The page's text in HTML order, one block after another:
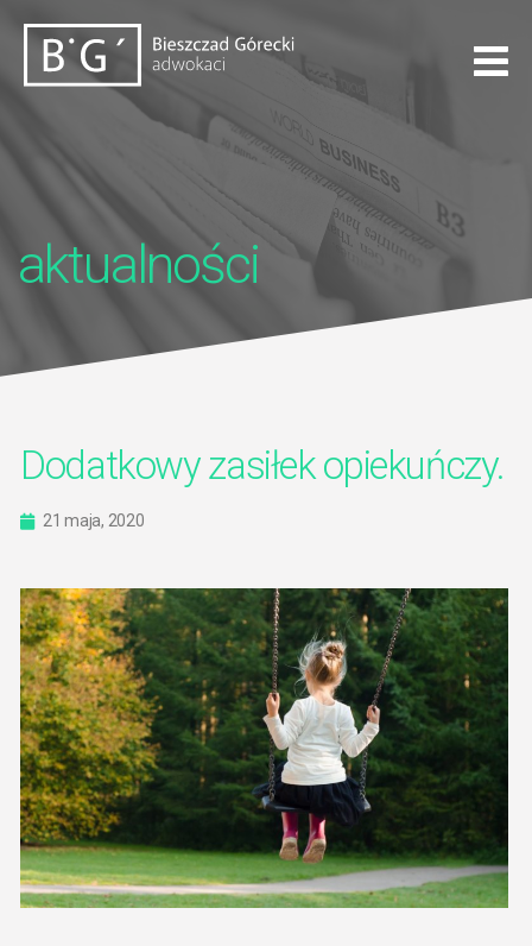
aktualności
Dodatkowy zasiłek opiekuńczy.
21 maja, 2020